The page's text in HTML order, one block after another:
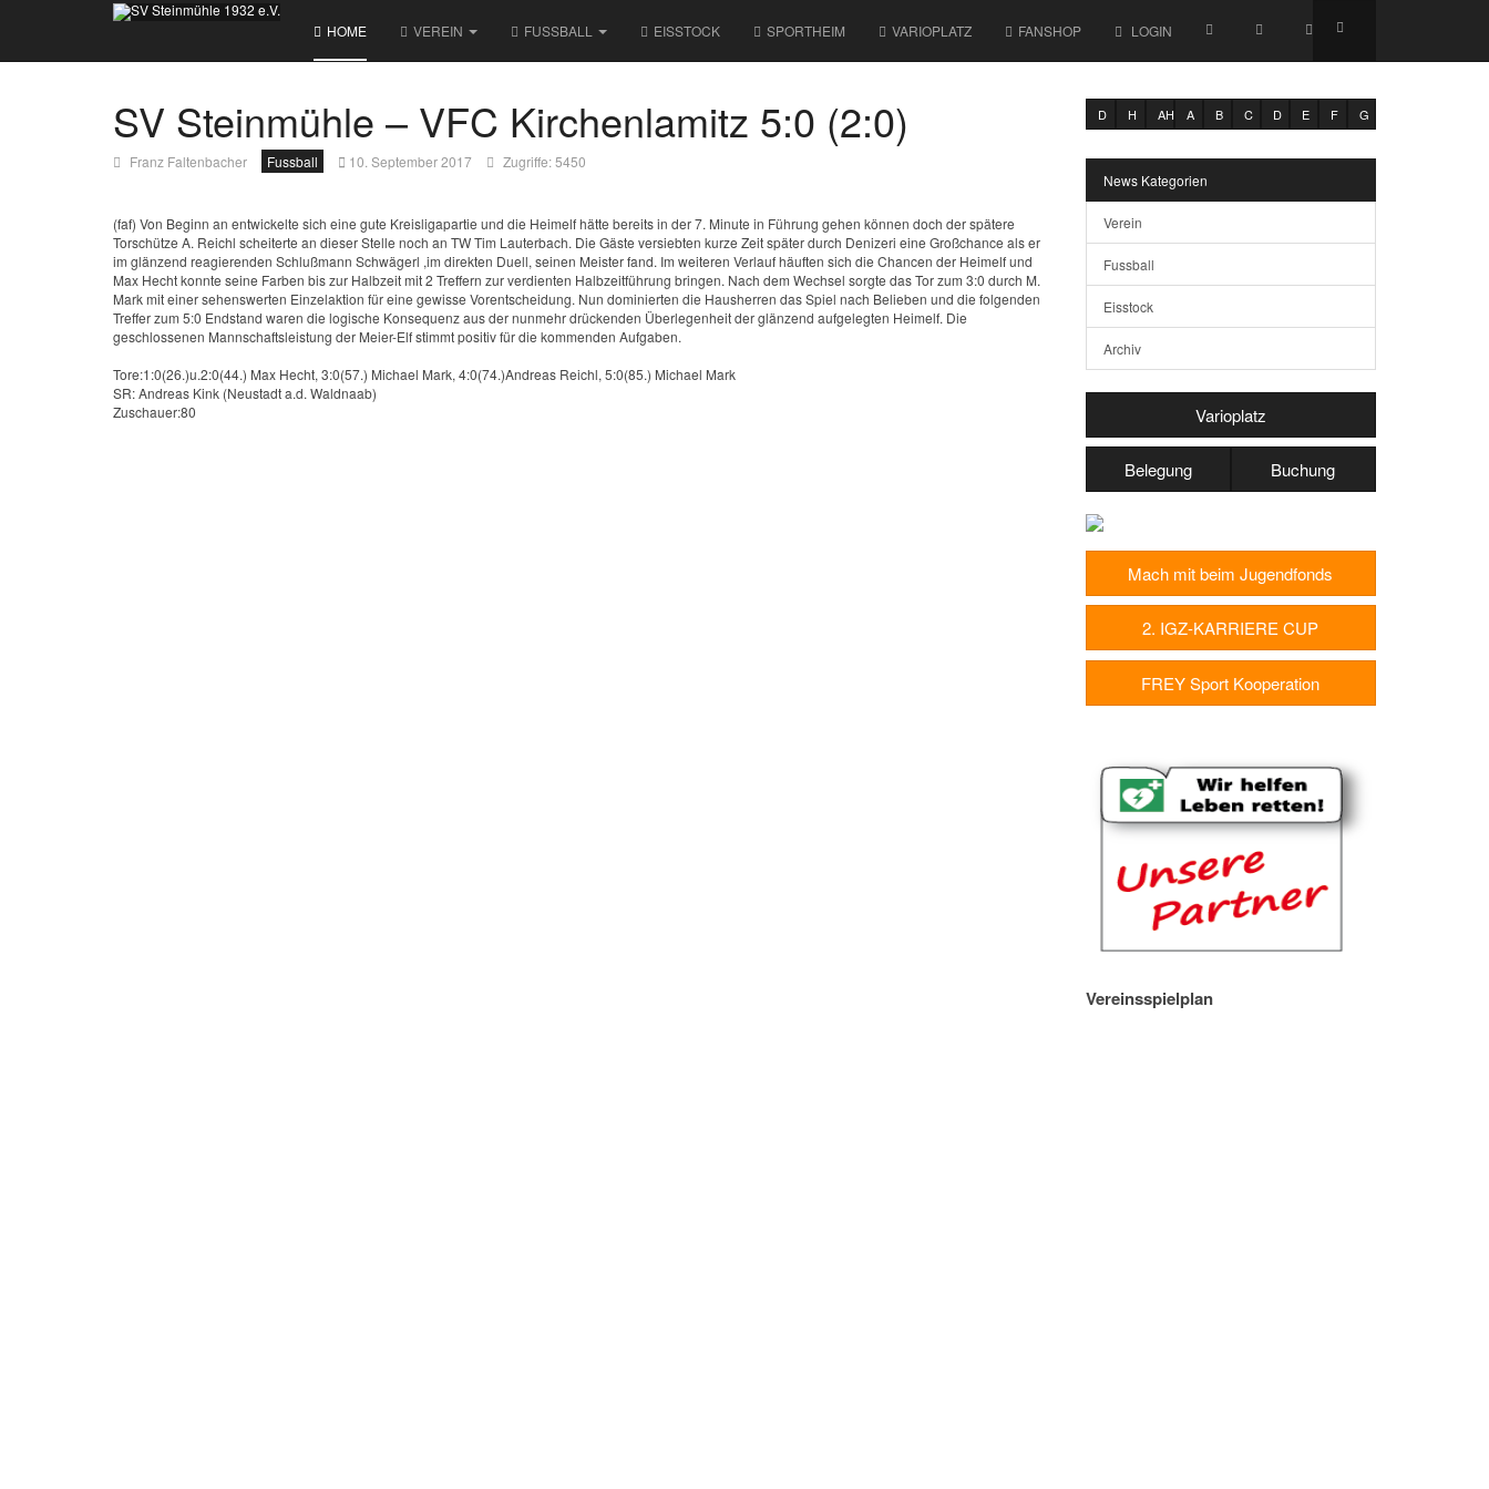
HOME VEREIN FUSSBALL EISSTOCK SPORTHEIM VARIOPLATZ FANSHOP LOGIN
SV Steinmühle – VFC Kirchenlamitz 5:0 (2:0)
Franz Faltenbacher Fussball 10. September 2017 Zugriffe: 5450
(faf) Von Beginn an entwickelte sich eine gute Kreisligapartie und die Heimelf hätte bereits in der 7. Minute in Führung gehen können doch der spätere
Torschütze A. Reichl scheiterte an dieser Stelle noch an TW Tim Lauterbach. Die Gäste versiebten kurze Zeit später durch Denizeri eine Großchance als er
im glänzend reagierenden Schlußmann Schwägerl ,im direkten Duell, seinen Meister fand. Im weiteren Verlauf häuften sich die Chancen der Heimelf und
Max Hecht konnte seine Farben bis zur Halbzeit mit 2 Treffern zur verdienten Halbzeitführung bringen. Nach dem Wechsel sorgte das Tor zum 3:0 durch M.
Mark mit einer sehenswerten Einzelaktion für eine gewisse Vorentscheidung. Nun dominierten die Hausherren das Spiel nach Belieben und die folgenden
Treffer zum 5:0 Endstand waren die logische Konsequenz aus der nunmehr drückenden Überlegenheit der glänzend aufgelegten Heimelf. Die
geschlossenen Mannschaftsleistung der Meier-Elf stimmt positiv für die kommenden Aufgaben.
Tore:1:0(26.)u.2:0(44.) Max Hecht, 3:0(57.) Michael Mark, 4:0(74.)Andreas Reichl, 5:0(85.) Michael Mark
SR: Andreas Kink (Neustadt a.d. Waldnaab)
Zuschauer:80
D H AH A B C D E F G
News Kategorien
Verein
Fussball
Eisstock
Archiv
Varioplatz
Belegung Buchung
Mach mit beim Jugendfonds
2. IGZ-KARRIERE CUP
FREY Sport Kooperation
Vereinsspielplan